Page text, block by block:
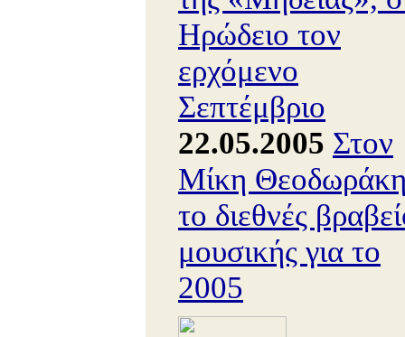
Ηρώδειο τον
ερχόμενο
Σεπτέμβριο
22.05.2005 Στον
Μίκη
το διεθνές
μουσικής για το
2005